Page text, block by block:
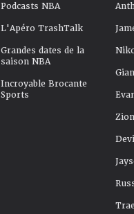
Podcasts NBA
L'Apéro TrashTalk
Grandes dates de la
saison NBA
Incroyable Brocante
Sports